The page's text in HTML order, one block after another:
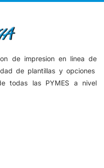
de impresion en linea de
de plantillas y opciones
todas las PYMES a nivel